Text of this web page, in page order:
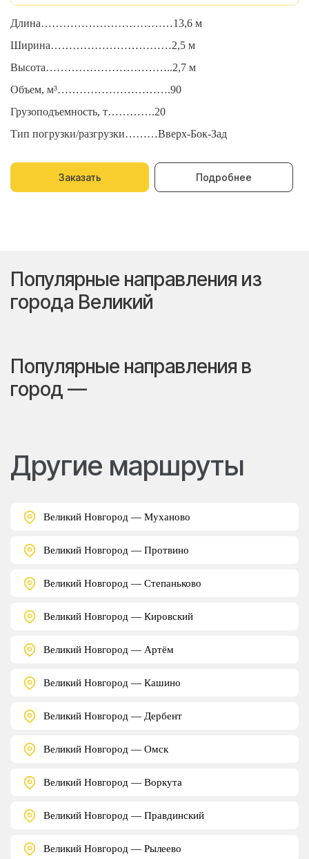
Длина………………………………13,6 м
Ширина……………………………2,5 м
Высота……………………………..2,7 м
Объем, м³………………………….90
Грузоподъемность, т………….20
Тип погрузки/разгрузки………Вверх-Бок-Зад
Заказать Подробнее
Популярные направления из
города Великий
Популярные направления в
город —
Другие маршруты
Великий Новгород — Муханово
Великий Новгород — Протвино
Великий Новгород — Степаньково
Великий Новгород — Кировский
Великий Новгород — Артём
Великий Новгород — Кашино
Великий Новгород — Дербент
Великий Новгород — Омск
Великий Новгород — Воркута
Великий Новгород — Правдинский
Великий Новгород — Рылеево